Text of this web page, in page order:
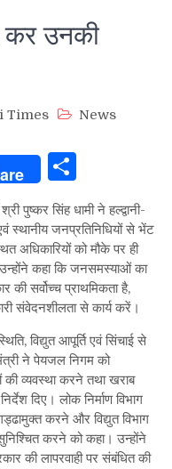
कर उनकी
Times News
पुष्कर सिंह धामी ने हल्द्वानी-
स्थानीय जनप्रतिनिधियों से भेंट
अधिकारियों को मौके पर ही
कहा कि जनसमस्याओं का
सर्वोच्च प्राथमिकता है,
संवेदनशीलता से कार्य करें।
विद्युत आपूर्ति एवं सिंचाई से
ने पेयजल निगम को
व्यवस्था करने तथा खराब
दिए। लोक निर्माण विभाग
करने और विद्युत विभाग
सुनिश्चित करने को कहा। उन्होंने
की लापरवाही पर संबंधित की